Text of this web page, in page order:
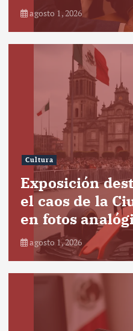
agosto 1, 2026
Cultura
Exposición
el caos de la
en fotos
agosto 1, 2026